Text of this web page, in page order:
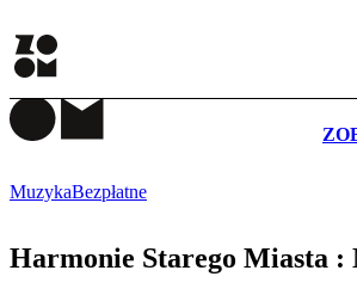
MuzykaBezpłatne
Harmonie Starego Miasta :